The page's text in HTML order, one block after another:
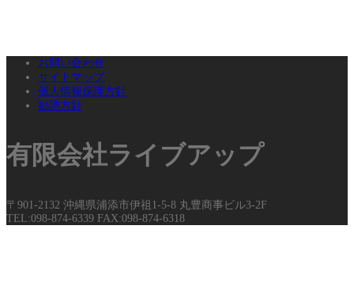
お問い合わせ
サイトマップ
個人情報保護方針
勧誘方針
有限会社ライブアップ
〒901-2132 沖縄県浦添市伊祖1-5-8 丸豊商事ビル3-2F
TEL:098-874-6339 FAX:098-874-6318